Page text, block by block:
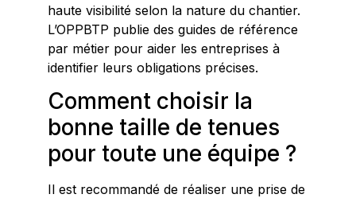
haute visibilité selon la nature du chantier.
L’OPPBTP publie des guides de référence
par métier pour aider les entreprises à
identifier leurs obligations précises.
Comment choisir la
bonne taille de tenues
pour toute une équipe ?
Il est recommandé de réaliser une prise de